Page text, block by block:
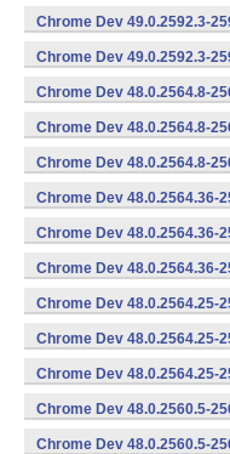
Chrome Dev 49.0.2592.3-
Chrome Dev 49.0.2592.3-
Chrome Dev 48.0.2564.8-
Chrome Dev 48.0.2564.8-
Chrome Dev 48.0.2564.8-
Chrome Dev 48.0.2564.36-
Chrome Dev 48.0.2564.36-
Chrome Dev 48.0.2564.36-
Chrome Dev 48.0.2564.25-
Chrome Dev 48.0.2564.25-
Chrome Dev 48.0.2564.25-
Chrome Dev 48.0.2560.5-
Chrome Dev 48.0.2560.5-